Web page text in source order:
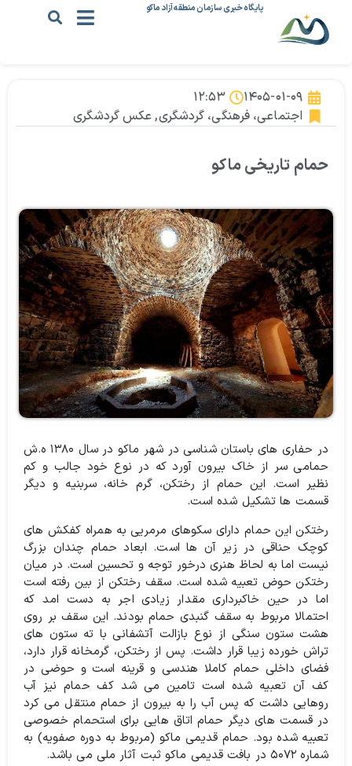
پایگاه خبری سازمان منطقه آزاد ماکو
۱۴۰۵-۰۱-۰۹
۱۲:۵۳
اجتماعی، فرهنگی، گردشگری,عکس گردشگری
حمام تاریخی ماکو
در حفاری های باستان شناسی در شهر ماکو در سال ۱۳۸۰ ه.ش
حمامی سر از خاک بیرون آورد که در نوع خود جالب و کم
نظیر است. این حمام از رختکن، گرم خانه، سربنیه و دیگر
قسمت ها تشکیل شده است.
رختکن این حمام دارای سکوهای مرمریی به همراه کفکش های
کوچک حناقی در زیر آن ها است. ابعاد حمام چندان بزرگ
نیست اما به لحاظ هنری درخور توجه و تحسین است. در میان
رختکن حوض تعبیه شده است. سقف رختکن از بین رفته است
اما در حین خاکبرداری مقدار زیادی اجر به دست امد که
احتمالا مربوط به سقف گنبدی حمام بودند. این سقف بر روی
هشت ستون سنگی از نوع بازالت آتشفانی با ته ستون های
تراش خورده زیبا قرار داشت. پس از رختکن، گرمخانه قرار دارد،
فضای داخلی حمام کاملا هندسی و قرینه است و حوضی در
کف آن تعبیه شده است تامین می شد کف حمام نیز آب
روهایی داشت که پس آب را به بیرون از حمام منتقل می کرد
در قسمت های دیگر حمام اتاق هایی برای استحمام خصوصی
تعبیه شده بود. حمام قدیمی ماکو (مربوط به دوره صفویه) به
شماره ۵۰۷۲ در بافت قدیمی ماکو ثبت آثار ملی می باشد.